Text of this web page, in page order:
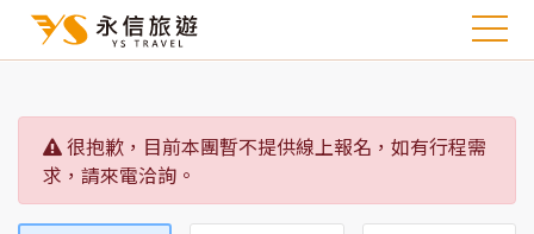
很抱歉，目前本團暫不提供線上報名，如有行程需
求，請來電洽詢。